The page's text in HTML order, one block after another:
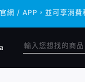
/ APP，並可享消費
/ APP，並可享消費